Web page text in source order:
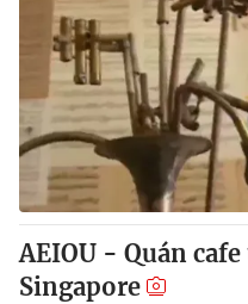
AEIOU - Quán
Singapore